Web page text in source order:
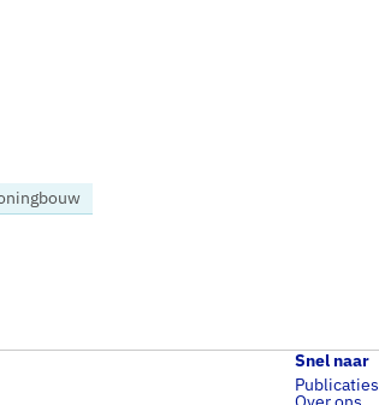
Snel naar
Publicaties